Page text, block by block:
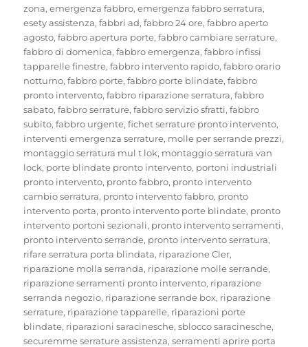
zona,emergenza fabbro,emergenza fabbro serratura,
esety assistenza,fabbri ad,fabbro 24 ore,fabbro aperto
agosto,fabbro apertura porte,fabbro cambiare serrature,
fabbro di domenica,fabbro emergenza,fabbro infissi
tapparelle finestre,fabbro intervento rapido,fabbro orario
notturno,fabbro porte,fabbro porte blindate,fabbro
pronto intervento,fabbro riparazione serratura,fabbro
sabato,fabbro serrature,fabbro servizio sfratti,fabbro
subito,fabbro urgente,fichet serrature pronto intervento,
interventi emergenza serrature, molle per serrande prezzi,
montaggio serratura mul t lok, montaggio serratura van
lock, porte blindate pronto intervento, portoni industriali
pronto intervento, pronto fabbro, pronto intervento
cambio serratura, pronto intervento fabbro, pronto
intervento porta, pronto intervento porte blindate, pronto
intervento portoni sezionali, pronto intervento serramenti,
pronto intervento serrande, pronto intervento serratura,
rifare serratura porta blindata, riparazione Cler,
riparazione molla serranda, riparazione molle serrande,
riparazione serramenti pronto intervento, riparazione
serranda negozio, riparazione serrande box, riparazione
serrature, riparazione tapparelle, riparazioni porte
blindate, riparazioni saracinesche,sblocco saracinesche,
securemme serrature assistenza,serramenti aprire porta